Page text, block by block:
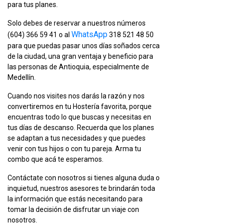
para tus planes.
Solo debes de reservar a nuestros números
(604) 366 59 41 o al WhatsApp318 521 48 50
para que puedas pasar unos días soñados cerca
de la ciudad, una gran ventaja y beneficio para
las personas de Antioquia, especialmente de
Medellín.
Cuando nos visites nos darás la razón y nos
convertiremos en tu Hostería favorita, porque
encuentras todo lo que buscas y necesitas en
tus días de descanso. Recuerda que los planes
se adaptan a tus necesidades y que puedes
venir con tus hijos o con tu pareja. Arma tu
combo que acá te esperamos.
Contáctate con nosotros si tienes alguna duda o
inquietud, nuestros asesores te brindarán toda
la información que estás necesitando para
tomar la decisión de disfrutar un viaje con
nosotros.